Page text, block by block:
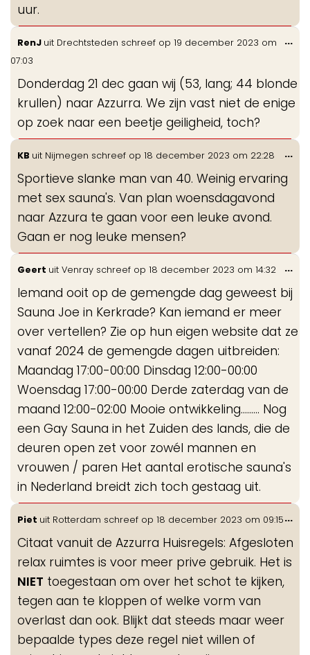
uur.
RenJ uit Drechtsteden schreef op 19 december 2023 om
07:03
Donderdag 21 dec gaan wij (53, lang; 44 blonde
krullen) naar Azzurra. We zijn vast niet de enige
op zoek naar een beetje geiligheid, toch?
...
KB uit Nijmegen schreef op 18 december 2023 om 22:28
Sportieve slanke man van 40. Weinig ervaring
met sex sauna's. Van plan woensdagavond
naar Azzura te gaan voor een leuke avond.
Gaan er nog leuke mensen?
...
Geert uit Venray schreef op 18 december 2023 om 14:32
Iemand ooit op de gemengde dag geweest bij
Sauna Joe in Kerkrade? Kan iemand er meer
over vertellen? Zie op hun eigen website dat ze
vanaf 2024 de gemengde dagen uitbreiden:
Maandag 17:00-00:00 Dinsdag 12:00-00:00
Woensdag 17:00-00:00 Derde zaterdag van de
maand 12:00-02:00 Mooie ontwikkeling......... Nog
een Gay Sauna in het Zuiden des lands, die de
deuren open zet voor zowél mannen en
vrouwen / paren Het aantal erotische sauna's
in Nederland breidt zich toch gestaag uit.
...
Piet uit Rotterdam schreef op 18 december 2023 om 09:15
Citaat vanuit de Azzurra Huisregels: Afgesloten
relax ruimtes is voor meer prive gebruik. Het is
NIET toegestaan om over het schot te kijken,
tegen aan te kloppen of welke vorm van
overlast dan ook. Blijkt dat steeds maar weer
bepaalde types deze regel niet willen of
...